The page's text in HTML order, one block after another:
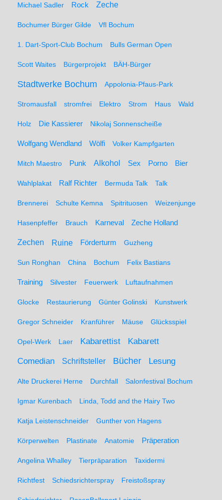
Michael Sadler Rock Zeche
Bochumer Bürger Gilde Vfl Bochum
1. Dart-Sport-Club Bochum Bulls German Open
Scott Waites Bürgerprojekt BÄH-Bürger
Stadtwerke Bochum Appolonia-Pfaus-Park
Stromausfall stromfrei Elektro Strom Haus Wald
Holz Die Kassierer Nikolaj Sonnenscheiße
Wolfgang Wendland Wölfi Volker Kampfgarten
Mitch Maestro Punk Alkohol Sex Porno Bier
Wahlplakat Ralf Richter Bermuda Talk Talk
Brennerei Schulte Kemna Spitrituosen Weizenjunge
Hasenpfeffer Brauch Karneval Zeche Holland
Zechen Ruine Förderturm Guzheng
Sun Ronghan China Bochum Felix Bastians
Training Silvester Feuerwerk Luftaufnahmen
Glocke Restaurierung Günter Golinski Kunstwerk
Gregor Schneider Kranführer Mäuse Glücksspiel
Opel-Werk Laer Kabarettist
Kabarett
Comedian
Schriftsteller Bücher Lesung
Alte Druckerei Herne Durchfall Salonfestival Bochum
Igmar Kurenbach Linda, Todd and the Hairy Two
Katja Leistenschneider Gunther von Hagens
Körperwelten Plastinate Anatomie Präperation
Angelina Whalley Tierpräparation Taxidermi
Richtfest Schiedsrichterspray Freistoßspray